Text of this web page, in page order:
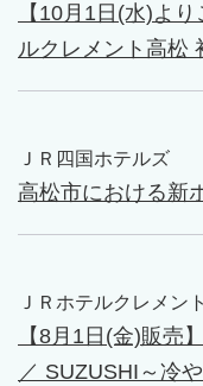
【10月1日(水)よ
ルクレメント高松
ＪＲ四国ホテルズ
高松市における新
ＪＲホテルクレメン
【8月1日(金)販売
／ SUZUSHI～冷